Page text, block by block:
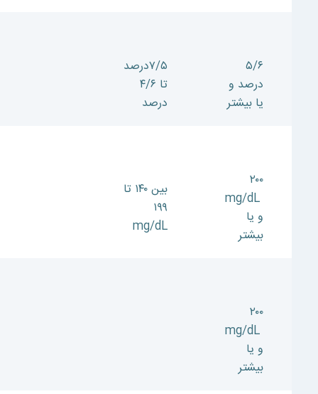
۵/۶
درصد و
یا بیشتر
۷/۵درصد
درصد
۲۰۰
mg/dL
و یا
بیشتر
بین ۱۴۰ تا
۱۹۹
mg/dL
۲۰۰
mg/dL
و یا
بیشتر